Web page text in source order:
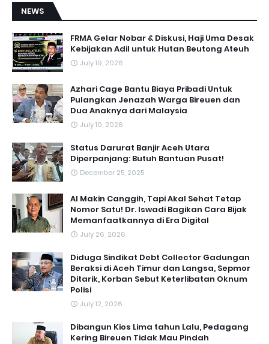
NEWS
FRMA Gelar Nobar & Diskusi, Haji Uma Desak
Kebijakan Adil untuk Hutan Beutong Ateuh
July 19, 2026
Azhari Cage Bantu Biaya Pribadi Untuk
Pulangkan Jenazah Warga Bireuen dan
Dua Anaknya dari Malaysia
July 10, 2026
Status Darurat Banjir Aceh Utara
Diperpanjang: Butuh Bantuan Pusat!
December 25, 2025
AI Makin Canggih, Tapi Akal Sehat Tetap
Nomor Satu! Dr. Iswadi Bagikan Cara Bijak
Memanfaatkannya di Era Digital
July 26, 2026
Diduga Sindikat Debt Collector Gadungan
Beraksi di Aceh Timur dan Langsa, Sepmor
Ditarik, Korban Sebut Keterlibatan Oknum
Polisi
July 12, 2026
Dibangun Kios Lima tahun Lalu, Pedagang
Kering Bireuen Tidak Mau Pindah